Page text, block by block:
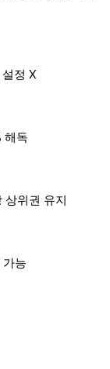
정 X
해독
상위권 유지
능